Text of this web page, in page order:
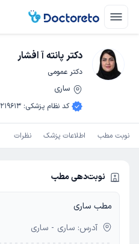
دکتر پانته آ افشار
دکتر عمومی
ساری
کد نظام پزشکی:
219613
نوبت مطب اطلاعات پزشک نظرات
نوبت‌دهی مطب
مطب ساری
آدرس: ساری - ساری